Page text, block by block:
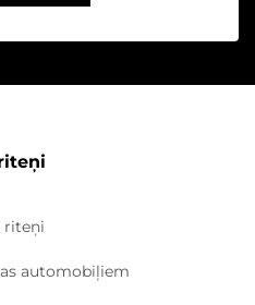
riteņi
automobiļiem